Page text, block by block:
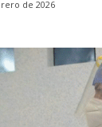
de 2026